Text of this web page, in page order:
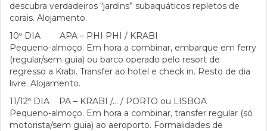
descubra verdadeiros “jardins” subaquáticos repletos de
corais. Alojamento.
10º DIA APA – PHI PHI / KRABI
Pequeno-almoço. Em hora a combinar, embarque em ferry
(regular/sem guia) ou barco operado pelo resort de
regresso a Krabi. Transfer ao hotel e check in. Resto de dia
livre. Alojamento.
11/12º DIA PA – KRABI /… / PORTO ou LISBOA
Pequeno-almoço. Em hora a combinar, transfer regular (só
motorista/sem guia) ao aeroporto. Formalidades de